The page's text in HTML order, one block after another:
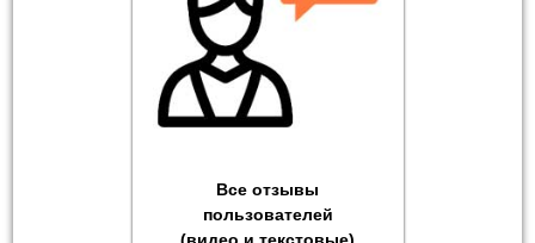
Все отзывы
пользователей